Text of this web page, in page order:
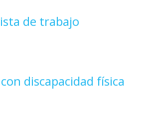
de trabajo
discapacidad física